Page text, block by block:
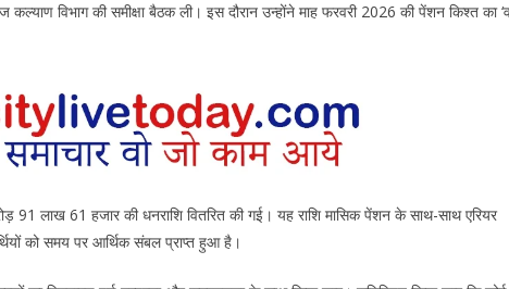
विभाग की समीक्षा बैठक ली। इस दौरान उन्होंने माह फरवरी 2026 की पेंशन किश्त का
91 लाख 61 हजार की धनराशि वितरित की गई। यह राशि मासिक पेंशन के साथ-साथ एरियर
को समय पर आर्थिक संबल प्राप्त हुआ है।